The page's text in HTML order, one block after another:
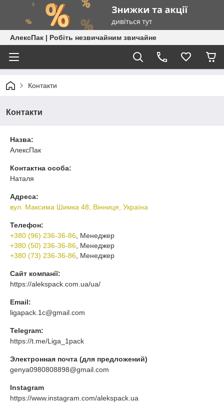
АлексПак | Робіть незвичайним звичайне
Контакти
Контакти
Назва:
АлексПак
Контактна особа:
Наталя
Адреса:
вул. Максима Шимка 48, Вінниця, Україна
Телефон:
+380 (96) 236-36-86 , Менеджер
+380 (50) 236-36-86 , Менеджер
+380 (73) 236-36-86 , Менеджер
Сайт компанії:
https://alekspack.com.ua/ua/
Email:
ligapack.1c@gmail.com
Telegram:
https://t.me/Liga_1pack
Электронная почта (для предложений)
genya0980808898@gmail.com
Instagram
https://www.instagram.com/alekspack.ua